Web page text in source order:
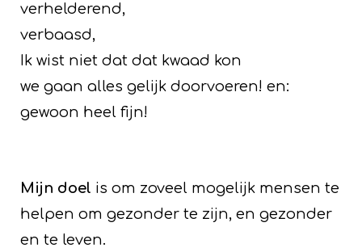
verhelderend,
verbaasd,
Ik wist niet dat dat kwaad kon
we gaan alles gelijk doorvoeren! en:
gewoon heel fijn!
Mijn doel is om zoveel mogelijk mensen te
helpen om gezonder te zijn, en gezonder
en te leven.